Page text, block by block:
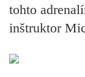
tohto
inštruktor